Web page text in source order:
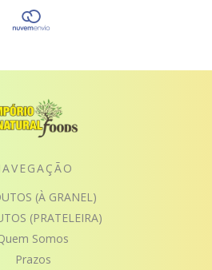
(À GRANEL)
(PRATELEIRA)
Somos
Prazos